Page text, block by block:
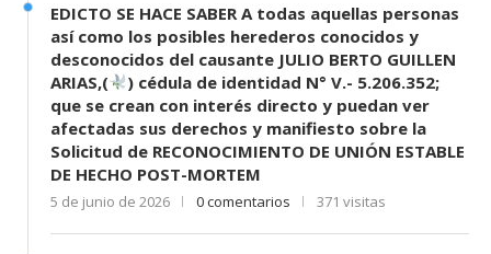
EDICTO SE HACE SABER A todas aquellas personas
así como los posibles herederos conocidos y
desconocidos del causante JULIO BERTO GUILLEN
ARIAS,(
) cédula de identidad N° V.- 5.206.352;
que se crean con interés directo y puedan ver
afectadas sus derechos y manifiesto sobre la
Solicitud de RECONOCIMIENTO DE UNIÓN ESTABLE
DE HECHO POST-MORTEM
5 de junio de 2026 0 comentarios 371 visitas